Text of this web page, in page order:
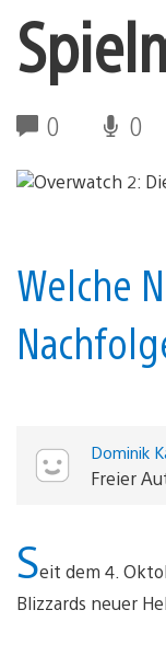
0 0
Welche
Dominik
Freier
Seit dem 4.
Blizzards neuer